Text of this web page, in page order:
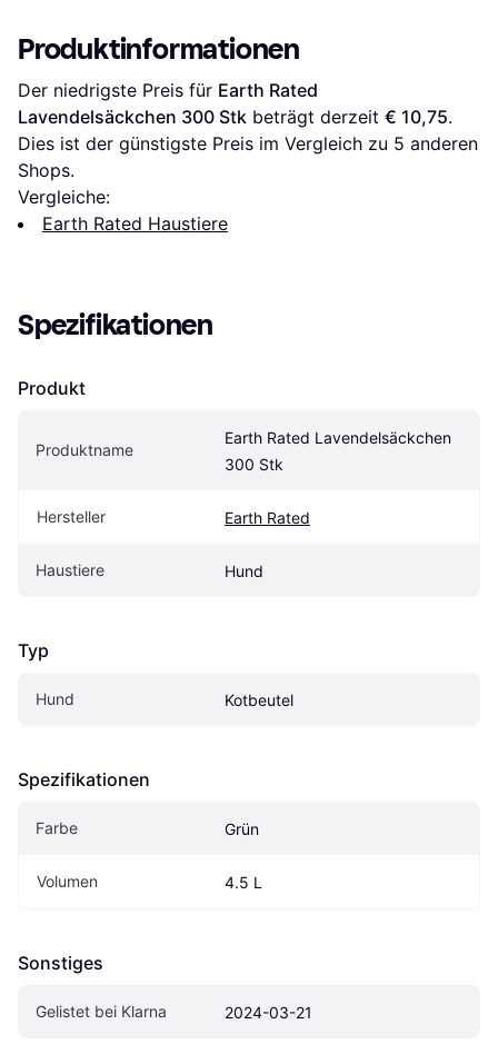
Produktinformationen
Der niedrigste Preis für Earth Rated
Lavendelsäckchen 300 Stk beträgt derzeit € 10,75.
Dies ist der günstigste Preis im Vergleich zu 5 anderen
Shops.
Vergleiche:
Earth Rated Haustiere
Spezifikationen
Produkt
Produktname
Earth Rated Lavendelsäckchen
300 Stk
Hersteller Earth Rated
Haustiere Hund
Typ
Hund Kotbeutel
Spezifikationen
Farbe Grün
Volumen 4.5 L
Sonstiges
Gelistet bei Klarna 2024-03-21